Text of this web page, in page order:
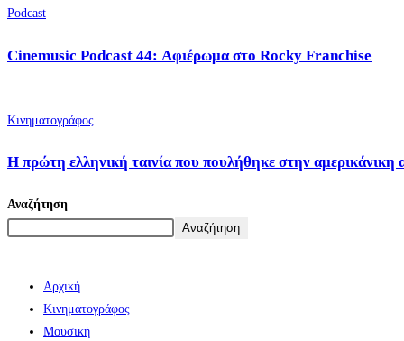
Podcast
Cinemusic Podcast 44: Αφιέρωμα στο Rocky Franchise
Κινηματογράφος
Η πρώτη ελληνική ταινία που πουλήθηκε στην αμερικάνικη
Αναζήτηση
Αναζήτηση
Αρχική
Κινηματογράφος
Μουσική